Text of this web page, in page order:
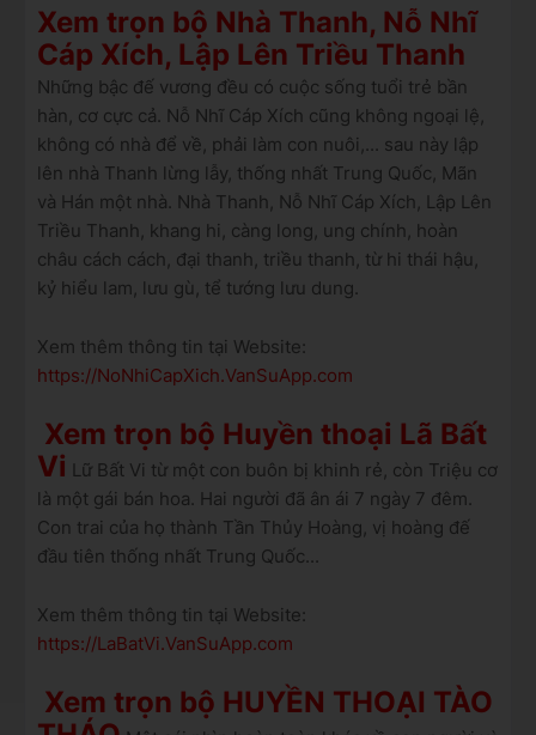
Xem trọn bộ Nhà Thanh, Nỗ Nhĩ
Cáp Xích, Lập Lên Triều Thanh
Những bậc đế vương đều có cuộc sống tuổi trẻ bần
hàn, cơ cực cả. Nỗ Nhĩ Cáp Xích cũng không ngoại lệ,
không có nhà để về, phải làm con nuôi,... sau này lập
lên nhà Thanh lừng lẫy, thống nhất Trung Quốc, Mãn
và Hán một nhà. Nhà Thanh, Nỗ Nhĩ Cáp Xích, Lập Lên
Triều Thanh, khang hi, càng long, ung chính, hoàn
châu cách cách, đại thanh, triều thanh, từ hi thái hậu,
kỷ hiểu lam, lưu gù, tể tướng lưu dung.
Xem thêm thông tin tại Website:
https://NoNhiCapXich.VanSuApp.com
Xem trọn bộ Huyền thoại Lã Bất
Vi Lữ Bất Vi từ một con buôn bị khinh rẻ, còn Triệu cơ
là một gái bán hoa. Hai người đã ân ái 7 ngày 7 đêm.
Con trai của họ thành Tần Thủy Hoàng, vị hoàng đế
đầu tiên thống nhất Trung Quốc...
Xem thêm thông tin tại Website:
https://LaBatVi.VanSuApp.com
Xem trọn bộ HUYỀN THOẠI TÀO